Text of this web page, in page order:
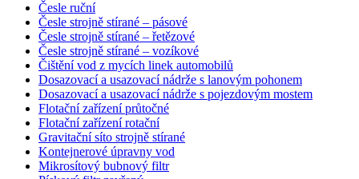
Česle ruční
Česle strojně stírané – pásové
Česle strojně stírané – řetězové
Česle strojně stírané – vozíkové
Čištění vod z mycích linek automobilů
Dosazovací a usazovací nádrže s lanovým pohonem
Dosazovací a usazovací nádrže s pojezdovým mostem
Flotační zařízení průtočné
Flotační zařízení rotační
Gravitační síto strojně stírané
Kontejnerové úpravny vod
Mikrosítový bubnový filtr